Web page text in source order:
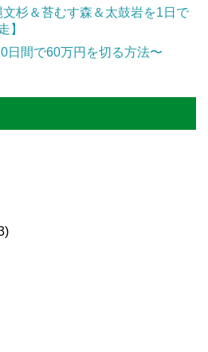
文杉＆苔むす森＆太鼓岩を1日で
】
日間で60万円を切る方法〜